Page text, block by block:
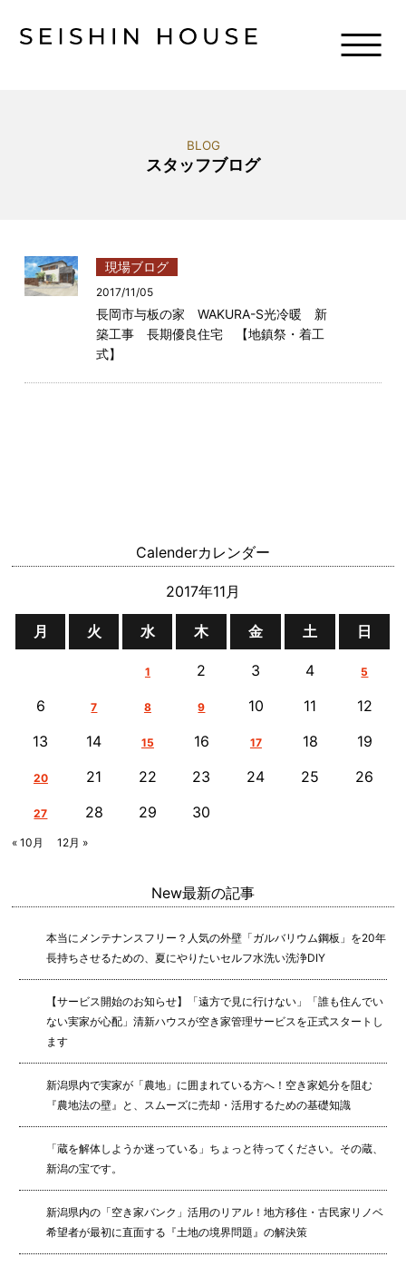
BLOG
スタッフブログ
現場ブログ
2017/11/05
長岡市与板の家 WAKURA-S光冷暖 新
築工事 長期優良住宅 【地鎮祭・着工
式】
Calenderカレンダー
2017年11月
月 火 水 木 金 土 日
1 2 3 4 5
6 7 8 9 10 11
12
13
14 15 16 17 18 19
20 21 22 23 24 25 26
27 28 29 30
« 10月 12月 »
New最新の記事
本当にメンテナンスフリー？人気の外壁「ガルバリウム鋼板」を20年
長持ちさせるための、夏にやりたいセルフ水洗い洗浄DIY
【サービス開始のお知らせ】「遠方で見に行けない」「誰も住んでい
ない実家が心配」清新ハウスが空き家管理サービスを正式スタートし
ます
新潟県内で実家が「農地」に囲まれている方へ！空き家処分を阻む
『農地法の壁』と、スムーズに売却・活用するための基礎知識
「蔵を解体しようか迷っている」ちょっと待ってください。その蔵、
新潟の宝です。
新潟県内の「空き家バンク」活用のリアル！地方移住・古民家リノベ
希望者が最初に直面する『土地の境界問題』の解決策